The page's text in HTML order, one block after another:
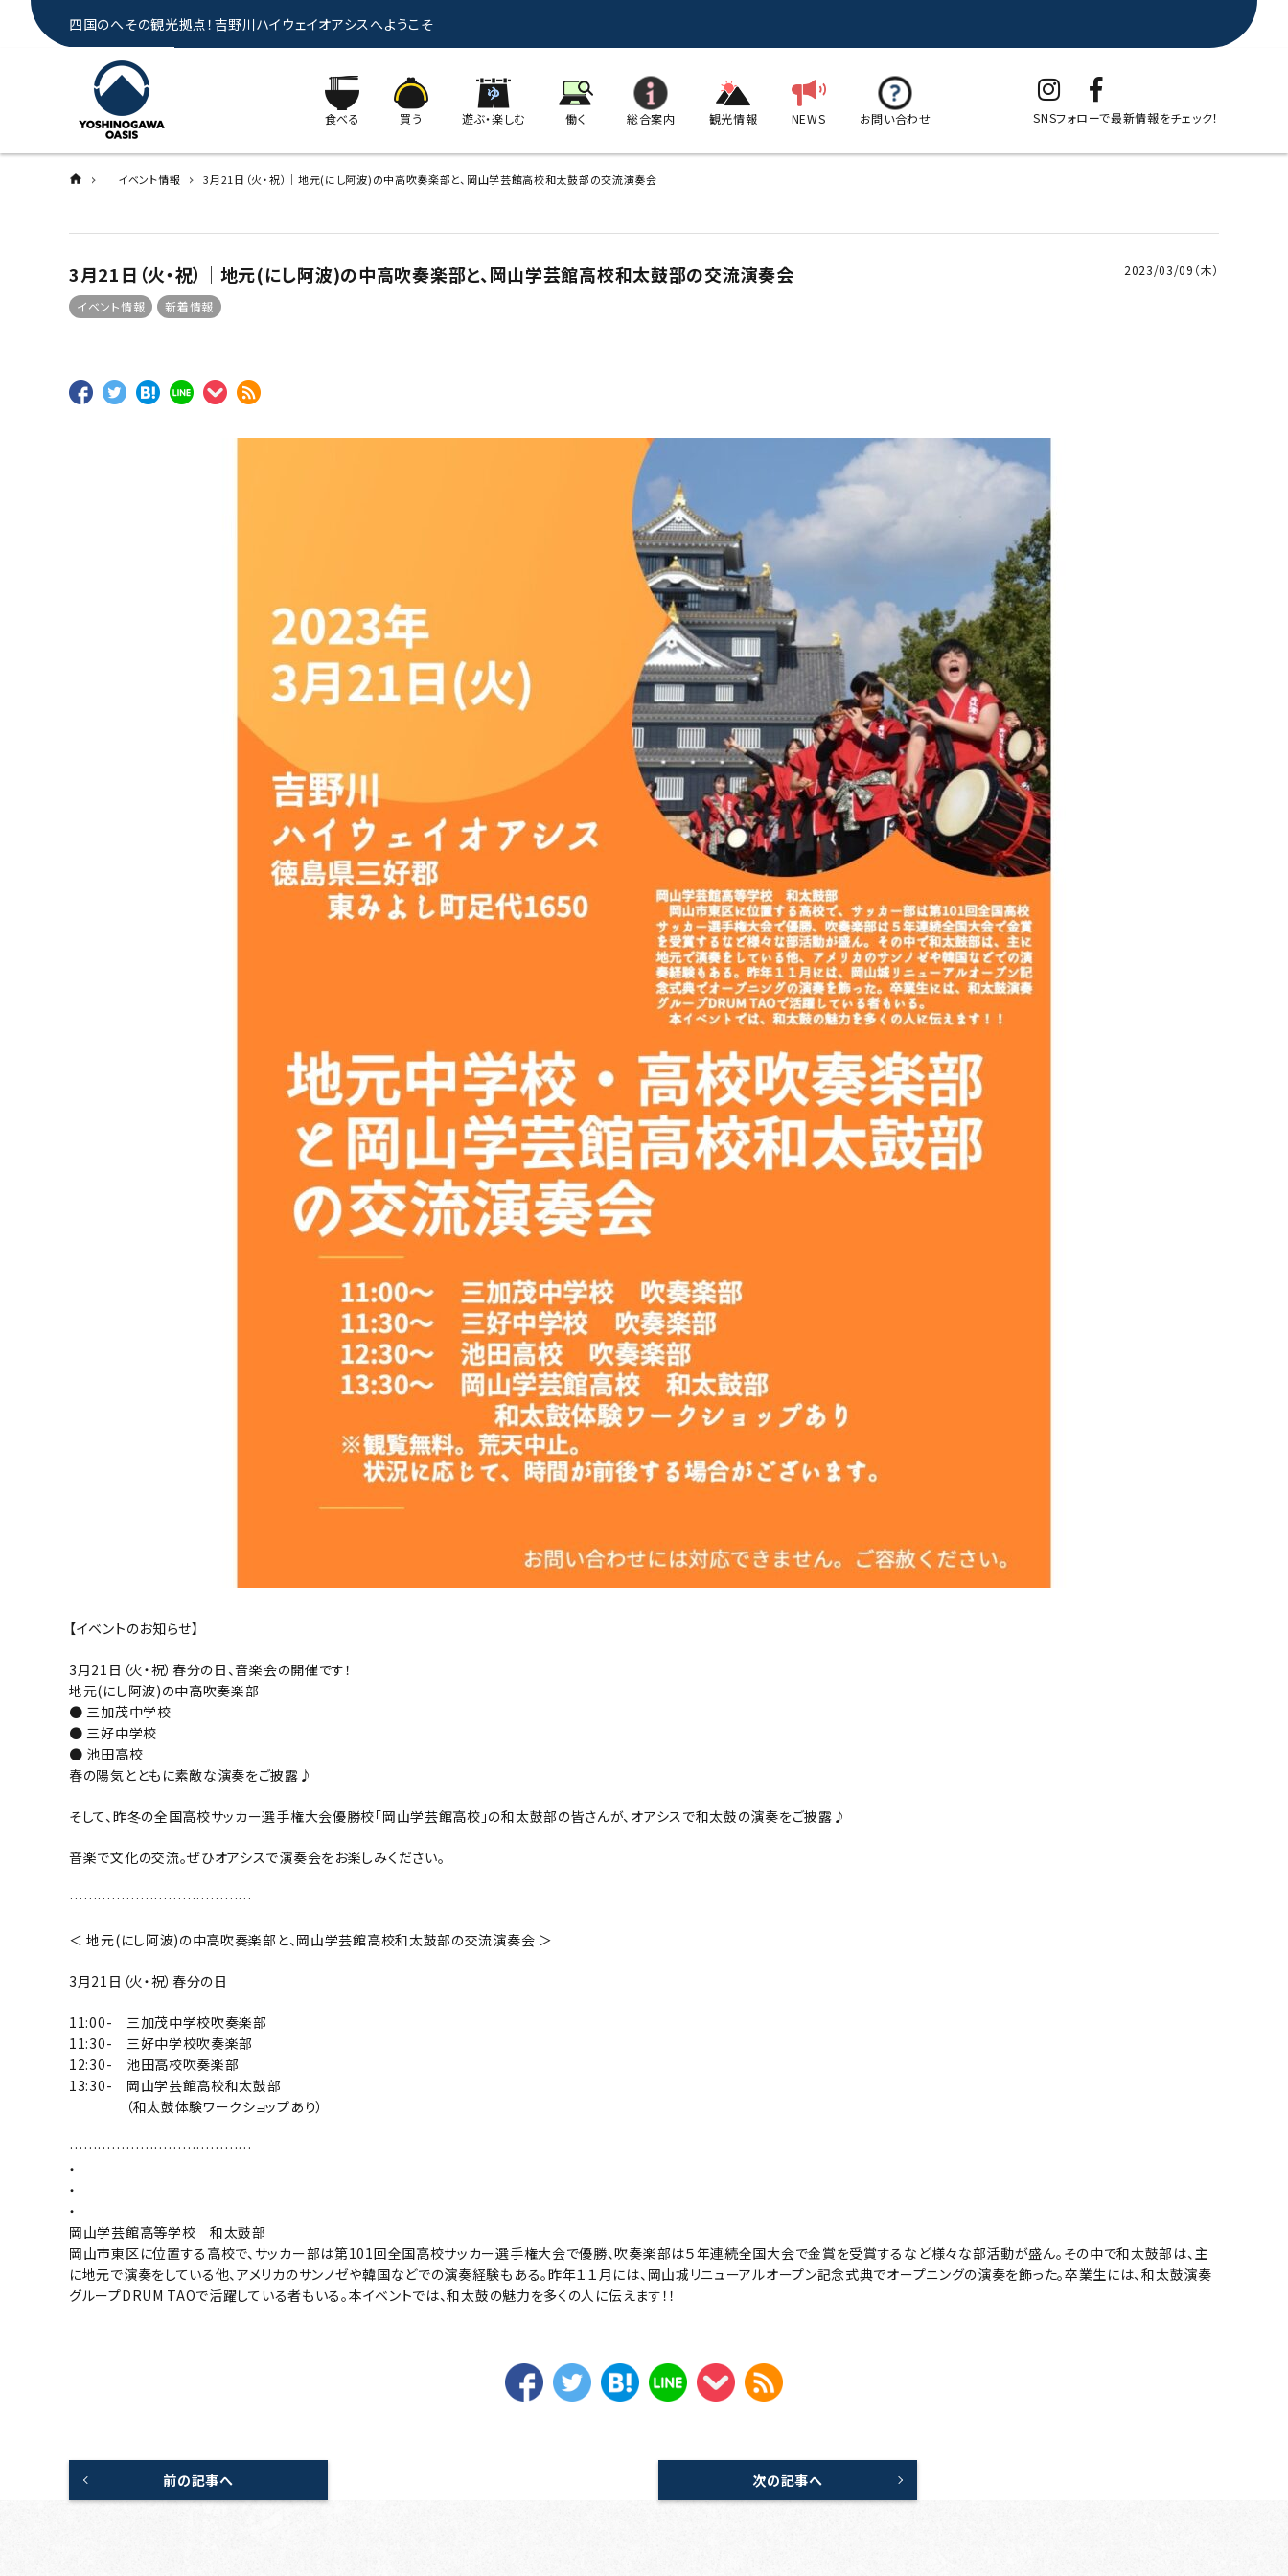
四国のへその観光拠点！吉野川ハイウェイオアシスへようこそ
食べる 買う 遊ぶ・楽しむ 働く 総合案内 観光情報 NEWS お問い合わせ SNSフォローで最新情報をチェック！
イベント情報 3月21日（火・祝）｜地元(にし阿波)の中高吹奏楽部と、岡山学芸館高校和太鼓部の交流演奏会
3月21日（火・祝）｜地元(にし阿波)の中高吹奏楽部と、岡山学芸館高校和太鼓部の交流演奏会 2023/03/09（木）
イベント情報 新着情報
【イベントのお知らせ】
3月21日（火・祝）春分の日、音楽会の開催です！
地元(にし阿波)の中高吹奏楽部
● 三加茂中学校
● 三好中学校
● 池田高校
春の陽気とともに素敵な演奏をご披露♪
そして、昨冬の全国高校サッカー選手権大会優勝校「岡山学芸館高校」の和太鼓部の皆さんが、オアシスで和太鼓の演奏をご披露♪
音楽で文化の交流。ぜひオアシスで演奏会をお楽しみください。
…………………………………
＜ 地元(にし阿波)の中高吹奏楽部と、岡山学芸館高校和太鼓部の交流演奏会 ＞
3月21日（火・祝）春分の日
11:00- 三加茂中学校吹奏楽部
11:30- 三好中学校吹奏楽部
12:30- 池田高校吹奏楽部
13:30- 岡山学芸館高校和太鼓部
（和太鼓体験ワークショップあり）
…………………………………
・
・
・
岡山学芸館高等学校 和太鼓部
岡山市東区に位置する高校で、サッカー部は第101回全国高校サッカー選手権大会で優勝、吹奏楽部は５年連続全国大会で金賞を受賞するなど様々な部活動が盛ん。その中で和太鼓部は、主
に地元で演奏をしている他、アメリカのサンノゼや韓国などでの演奏経験もある。昨年１１月には、岡山城リニューアルオープン記念式典でオープニングの演奏を飾った。卒業生には、和太鼓演奏
グループDRUM TAOで活躍している者もいる。本イベントでは、和太鼓の魅力を多くの人に伝えます！！
前の記事へ 次の記事へ